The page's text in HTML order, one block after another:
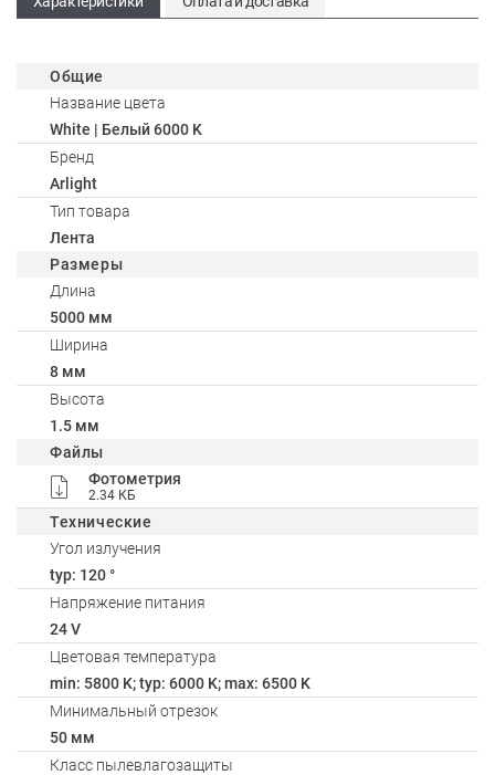
Общие
Название цвета
White | Белый 6000 K
Бренд
Arlight
Тип товара
Лента
Размеры
Длина
5000 мм
Ширина
8 мм
Высота
1.5 мм
Файлы
Фотометрия
2.34 КБ
Технические
Угол излучения
typ: 120 °
Напряжение питания
24 V
Цветовая температура
min: 5800 K; typ: 6000 K; max: 6500 K
Минимальный отрезок
50 мм
Класс пылевлагозащиты